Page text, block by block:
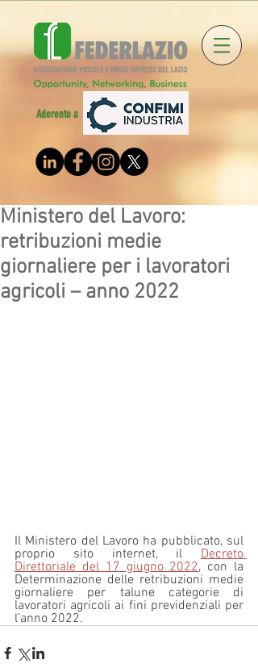
Aderente a
Ministero del Lavoro:
retribuzioni medie
giornaliere per i lavoratori
agricoli – anno 2022
Il Ministero del Lavoro ha pubblicato, sul
proprio sito internet, il Decreto
Direttoriale del 17 giugno 2022, con la
Determinazione delle retribuzioni medie
giornaliere per talune categorie di
lavoratori agricoli ai fini previdenziali per
l’anno 2022.